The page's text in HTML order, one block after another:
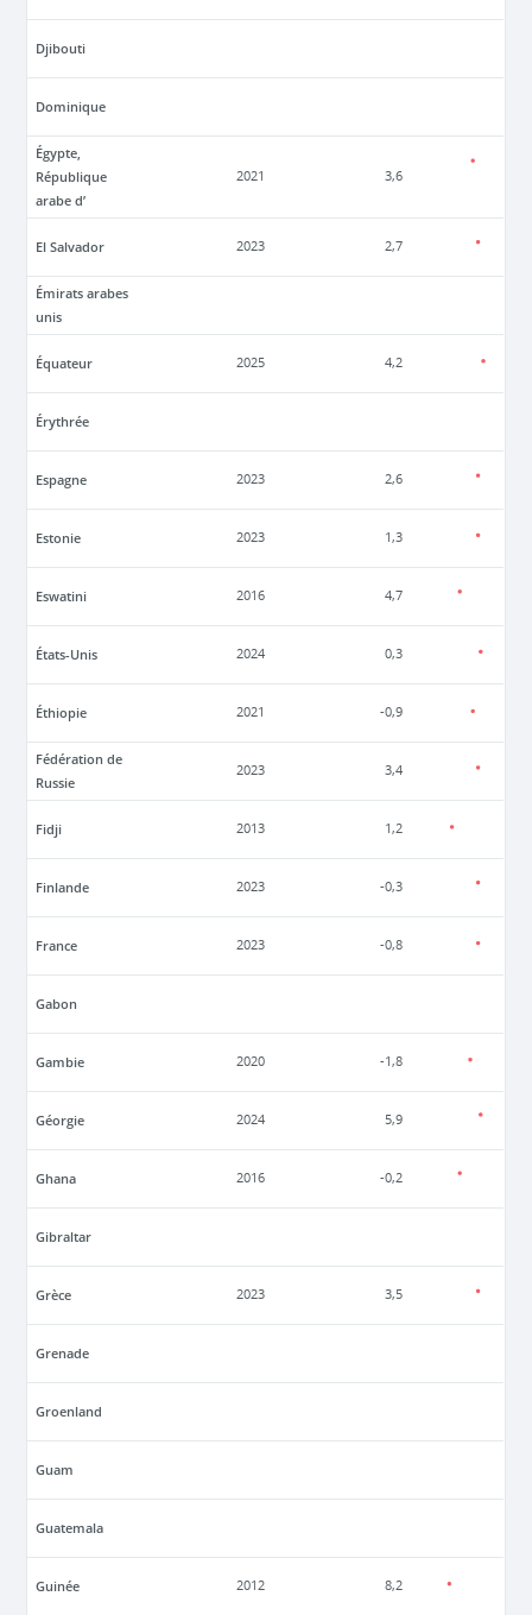
Djibouti
Dominique
Égypte,
République
arabe d’
2021 3,6
El Salvador 2023 2,7
Émirats arabes
unis
Équateur 2025 4,2
Érythrée
Espagne 2023 2,6
Estonie 2023 1,3
Eswatini 2016 4,7
États-Unis 2024 0,3
Éthiopie 2021 -0,9
Fédération de
Russie
2023 3,4
Fidji 2013 1,2
Finlande 2023 -0,3
France 2023 -0,8
Gabon
Gambie 2020 -1,8
Géorgie 2024 5,9
Ghana 2016 -0,2
Gibraltar
Grèce 2023 3,5
Grenade
Groenland
Guam
Guatemala
Guinée 2012 8,2